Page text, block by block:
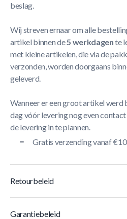
beslag.
Wij streven ernaar om alle
artikel binnen de5 werkdagente
met kleine artikelen, die via de
verzonden, worden doorgaans
geleverd.
Wanneer er een groot artikel werd
dag vóór levering nog even
de levering in te plannen.
Gratis verzending vanaf
Retourbeleid
Garantiebeleid